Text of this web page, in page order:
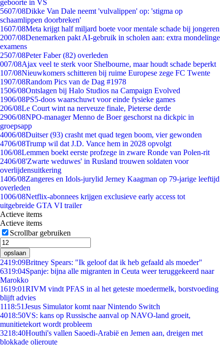
geboorte in VS
5607/08Dikke Van Dale neemt 'vulvalippen' op: 'stigma op
schaamlippen doorbreken'
1607/08Meta krijgt half miljard boete voor mentale schade bij jongeren
2007/08Denemarken pakt AI-gebruik in scholen aan: extra mondelinge
examens
2507/08Peter Faber (82) overleden
007/08Ajax veel te sterk voor Shelbourne, maar houdt schade beperkt
107/08Nieuwkomers schitteren bij ruime Europese zege FC Twente
1907/08Random Pics van de Dag #1978
1506/08Ontslagen bij Halo Studios na Campaign Evolved
1906/08PS5-doos waarschuwt voor einde fysieke games
206/08Le Court wint na nerveuze finale, Pieterse derde
2906/08NPO-manager Menno de Boer geschorst na dickpic in
groepsapp
4006/08Duitser (93) crasht met quad tegen boom, vier gewonden
4706/08Trump wil dat J.D. Vance hem in 2028 opvolgt
106/08Lemmen boekt eerste profzege in zware Ronde van Polen-rit
2406/08'Zwarte weduwes' in Rusland trouwen soldaten voor
overlijdensuitkering
1406/08Zangeres en Idols-jurylid Jerney Kaagman op 79-jarige leeftijd
overleden
1006/08Netflix-abonnees krijgen exclusieve early access tot
uitgebreide GTA VI trailer
Actieve items
Actieve items
Scrollbar gebruiken
opslaan
2419:09Britney Spears: "Ik geloof dat ik heb gefaald als moeder"
6319:04Spanje: bijna alle migranten in Ceuta weer teruggekeerd naar
Marokko
1619:01RIVM vindt PFAS in al het geteste moedermelk, borstvoeding
blijft advies
1118:51Jesus Simulator komt naar Nintendo Switch
4018:50VS: kans op Russische aanval op NAVO-land groeit,
munitietekort wordt probleem
3218:40Houthi's vallen Saoedi-Arabië en Jemen aan, dreigen met
blokkade olieroute